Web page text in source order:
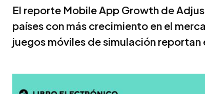
El reporte Mobile App Growth de
países con más crecimiento en el
juegos móviles de simulación